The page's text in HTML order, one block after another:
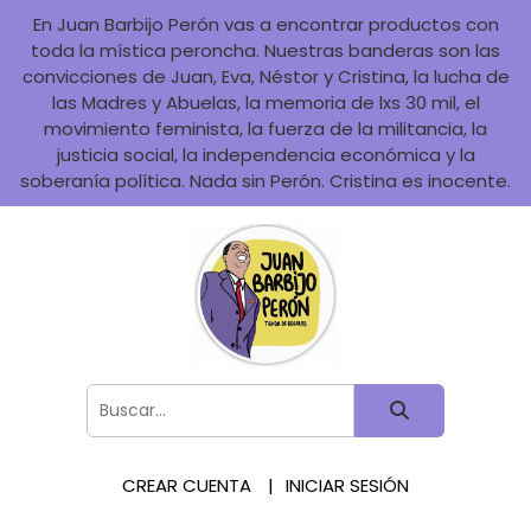
En Juan Barbijo Perón vas a encontrar productos con
toda la mística peroncha. Nuestras banderas son las
convicciones de Juan, Eva, Néstor y Cristina, la lucha de
las Madres y Abuelas, la memoria de lxs 30 mil, el
movimiento feminista, la fuerza de la militancia, la
justicia social, la independencia económica y la
soberanía política. Nada sin Perón. Cristina es inocente.
CREAR CUENTA INICIAR SESIÓN